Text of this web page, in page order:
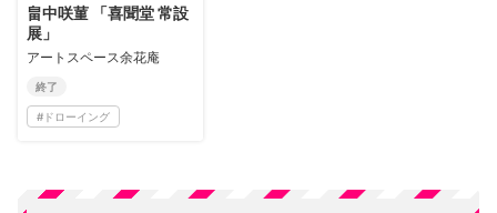
畠中咲菫 「喜聞堂 常設
展」
アートスペース余花庵
終了
# ドローイング